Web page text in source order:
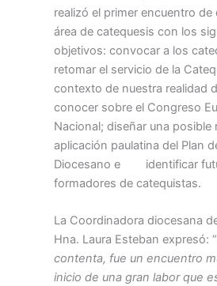
realizó el primer encuentro de
área de catequesis con los
objetivos: convocar a los
retomar el servicio de la
contexto de nuestra realidad
conocer sobre el Congreso
Nacional; diseñar una posible
aplicación paulatina del Plan
Diocesano e identificar
formadores de catequistas.
La Coordinadora diocesana
Hna. Laura Esteban expresó: “
contenta, fue un encuentro
inicio de una gran labor que